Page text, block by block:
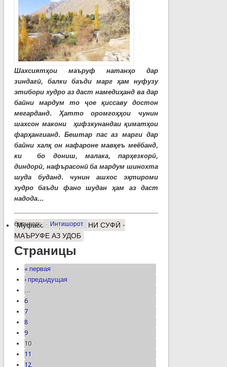
Шахсиятҳои маъруф натанҳо дар
зиндагӣ, балки баъди марг ҳам нуфузу
этибори худро аз даст намедиҳанд ва дар
байни мардум то ҷое қиссаву достон
мегарданд. Ҳатто оромгоҳҳои чунин
шахсон макони ҳифзкунандаи қиматҳои
фарҳангианд. Бештар пас аз марги дар
байни халқ он нафароне мавқеъ меёбанд,
ки бо дониш, малака, парҳезкорӣ,
диндорӣ, нафърасонӣ ба мардум шинохта
шуда буданд. чунин ашхос эҳтироми
худро баъди фано шудан ҳам аз даст
надода...
барчасп: Интишорот
Муфассалтаро ЭШОНИ СУФӢ -
МАЪРУФЕ АЗ УДОБ
Страницы
« первая
‹ предыдущая
…
6
7
8
9
10
11
12